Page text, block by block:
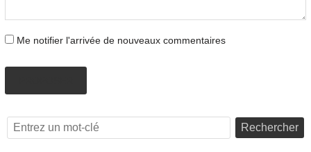
Me notifier l'arrivée de nouveaux commentaires
Rechercher